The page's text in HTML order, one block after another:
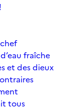
fraîche
et des dieux
tous